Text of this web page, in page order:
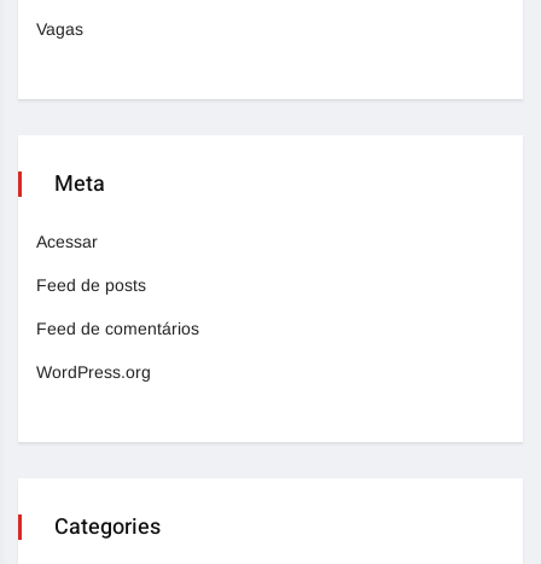
Vagas
Meta
Acessar
Feed de posts
Feed de comentários
WordPress.org
Categories